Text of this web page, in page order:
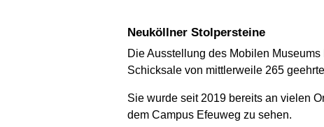
Neuköllner Stolpersteine
Die Ausstellung des Mobilen
Schicksale von mittlerweile 265
Sie wurde seit 2019 bereits an vielen
dem Campus Efeuweg zu sehen.